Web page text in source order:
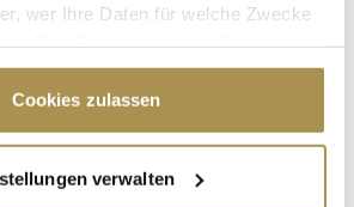
wer Ihre Daten für welche Zwecke
durch Klicken auf das Privacy
oder widerrufen
über Ihre geografische Lage
Cookies zulassen
verwalten